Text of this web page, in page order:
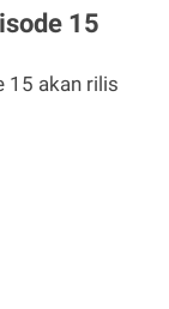
15
15 akan rilis